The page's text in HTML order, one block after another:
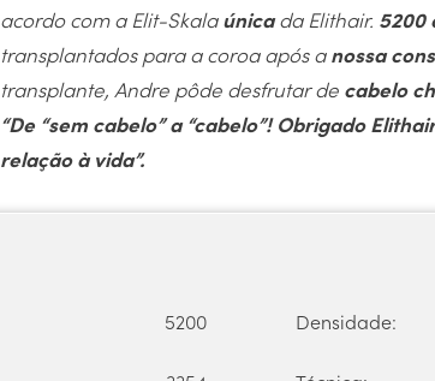
acordo com a Elit-Skalaúnicada Elithair. 5200
transplantados para a coroa após anossa
transplante, Andre pôde desfrutar de cabelo
“De “sem cabelo” a “cabelo”! Obrigado
relação à vida”.
5200 Densidade: